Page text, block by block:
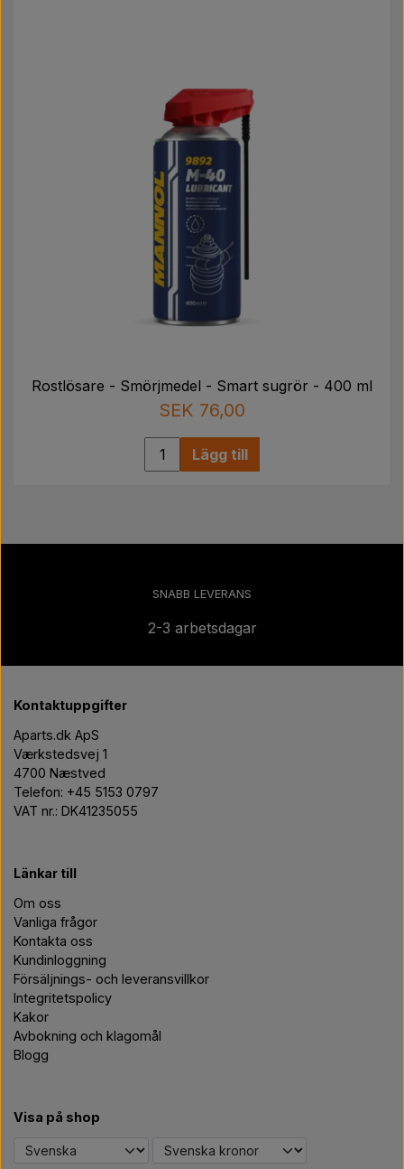
Rostlösare - Smörjmedel - Smart sugrör - 400 ml
SEK 76,00
Lägg till
SNABB LEVERANS
2-3 arbetsdagar
Kontaktuppgifter
Aparts.dk ApS
Værkstedsvej 1
4700 Næstved
Telefon: +45 5153 0797
VAT nr.: DK41235055
Länkar till
Om oss
Vanliga frågor
Kontakta oss
Kundinloggning
Försäljnings- och leveransvillkor
Integritetspolicy
Kakor
Avbokning och klagomål
Blogg
Visa på shop